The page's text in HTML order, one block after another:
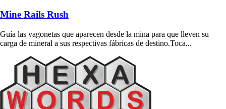
Mine Rails Rush
Guía las vagonetas que aparecen desde la mina para que lleven su
carga de mineral a sus respectivas fábricas de destino.Toca...